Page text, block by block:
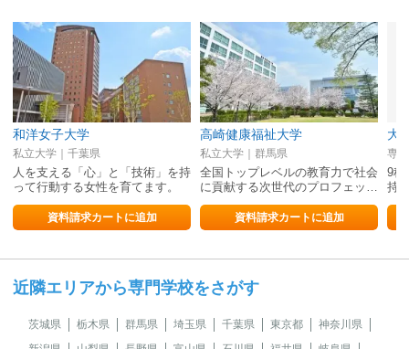
和洋女子大学
私立大学｜千葉県
人を支える「心」と「技術」を持
って行動する女性を育てます。
資料請求カートに追加
高崎健康福祉大学
私立大学｜群馬県
全国トップレベルの教育力で社会
に貢献する次世代のプロフェッ…
資料請求カートに追加
大
専
9種
持
近隣エリアから専門学校をさがす
茨城県 栃木県 群馬県 埼玉県 千葉県 東京都
神奈川県